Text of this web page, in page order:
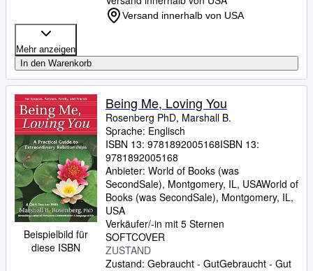
Versand innerhalb von USA
Mehr anzeigen
In den Warenkorb
Beispielbild für
diese ISBN
Being Me, Loving You
Rosenberg PhD, Marshall B.
Sprache: Englisch
ISBN 13: 9781892005168ISBN 13:
9781892005168
Anbieter: World of Books (was
SecondSale), Montgomery, IL, USAWorld of
Books (was SecondSale), Montgomery, IL,
USA
Verkäufer/-in mit 5 Sternen
SOFTCOVER
ZUSTAND
Zustand: Gebraucht - GutGebraucht - Gut